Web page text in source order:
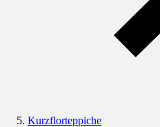
Kurzflorteppiche